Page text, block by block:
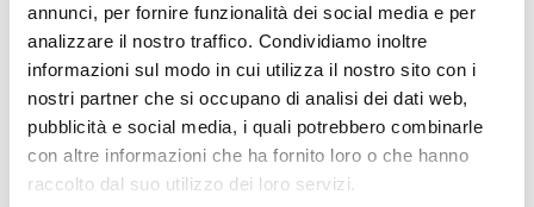
annunci, per fornire funzionalità dei social media e per
analizzare il nostro traffico. Condividiamo inoltre
informazioni sul modo in cui utilizza il nostro sito con i
nostri partner che si occupano di analisi dei dati web,
pubblicità e social media, i quali potrebbero combinarle
con altre informazioni che ha fornito loro o che hanno
raccolto dal suo utilizzo dei loro servizi.
1) Clicca sul pulsante “Aggiungi al carrello” per
pagare con carta di credito o PayPal. Il pagamento
sarà processato da Stripe, il sistema di pagamento
più sicuro al mondo.
2) Dopo l’acquisto, verrai rimandato ad una pagina,
guida